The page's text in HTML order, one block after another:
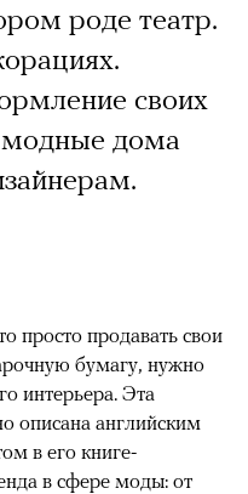
роде театр.
своих
дома
просто продавать свои
бумагу, нужно
интерьера. Эта
описана английским
в его книге-
в сфере моды: от